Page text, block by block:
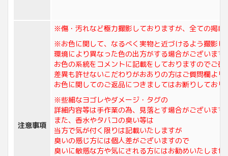
注意事項
※傷・汚れなど極力撮影しておりますが、全ての掲載
※お色に関して、なるべく実物と近づけるよう撮影し
環境により異なった色の出方がする場合がございます
お色の系統をコメントに記載をしておりますのでご確
差異も許せないこだわりがおありの方はご質問欄より
お色に関してのご返品につきましてはお断りしており
※些細なヨゴレやダメージ・タグの
詳細内容等は手作業の為、見落とす場合がございます
また、香水やタバコの臭い等は
当方で気が付く限りは記載いたしますが
臭いの感じ方には個人差がございますので
臭いに敏感な方や気にされる方にはお勧めいたしませ